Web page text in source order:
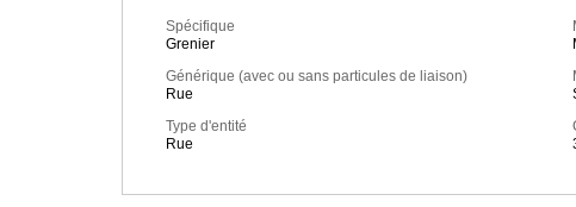
Spécifique
Grenier
Générique (avec ou sans particules de liaison)
Rue
Type d'entité
Rue